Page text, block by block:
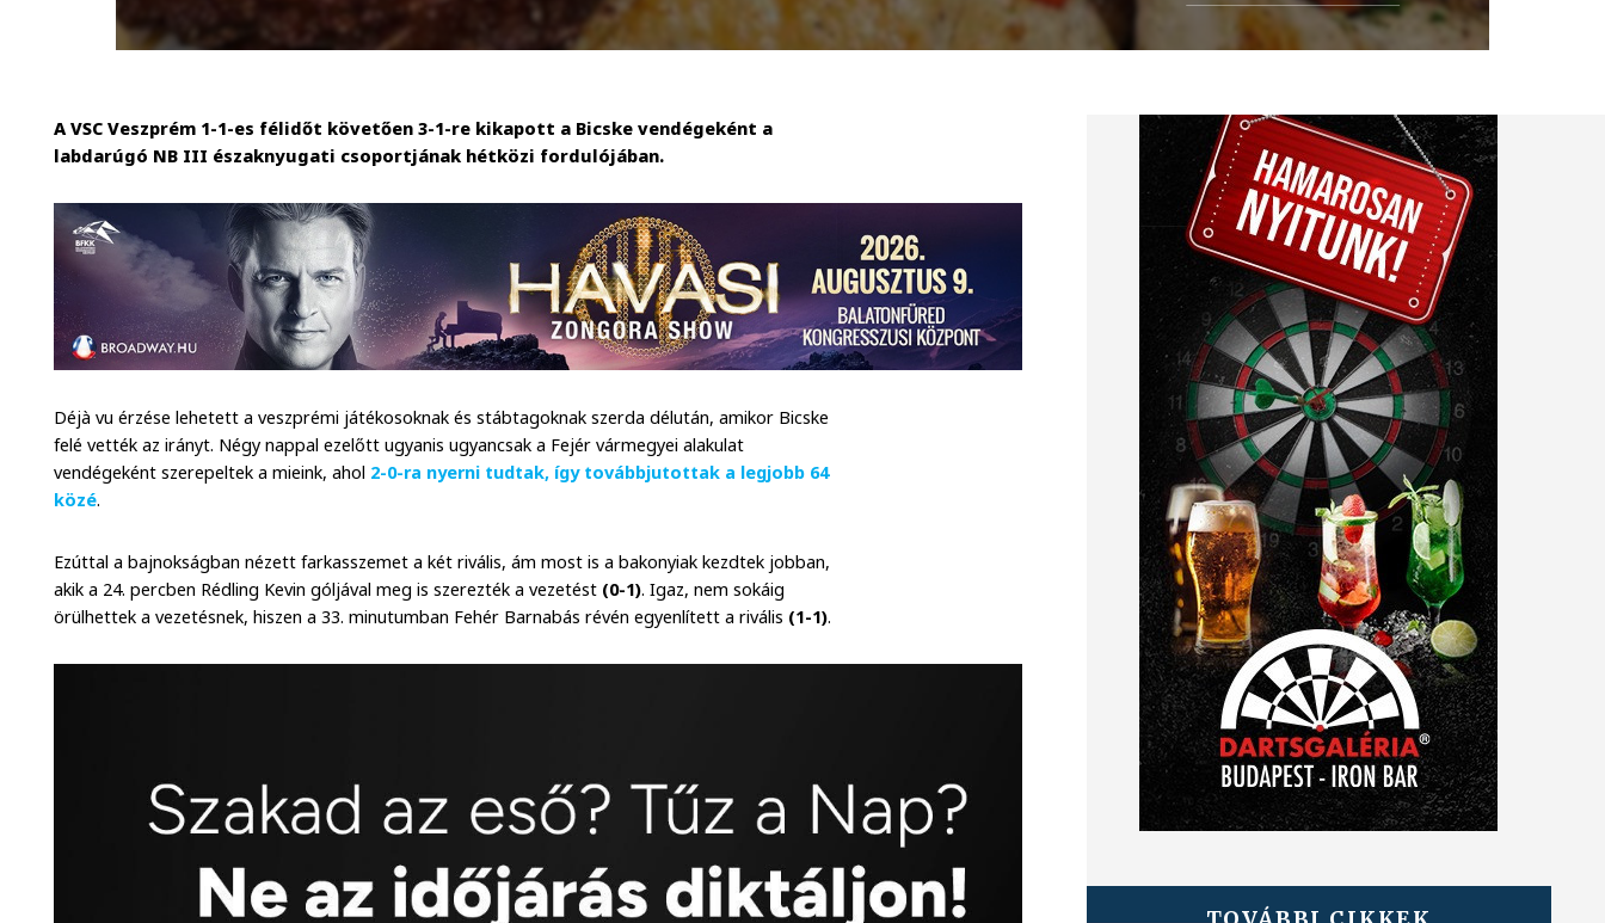
A VSC Veszprém 1-1-es félidőt követően 3-1-re kikapott a Bicske vendégeként a
labdarúgó NB III északnyugati csoportjának hétközi fordulójában.
Déjà vu érzése lehetett a veszprémi játékosoknak és stábtagoknak szerda délután, amikor Bicske
felé vették az irányt. Négy nappal ezelőtt ugyanis ugyancsak a Fejér vármegyei alakulat
vendégeként szerepeltek a mieink, ahol 2-0-ra nyerni tudtak, így továbbjutottak a legjobb 64
közé.
Ezúttal a bajnokságban nézett farkasszemet a két rivális, ám most is a bakonyiak kezdtek jobban,
akik a 24. percben Rédling Kevin góljával meg is szerezték a vezetést (0-1). Igaz, nem sokáig
örülhettek a vezetésnek, hiszen a 33. minutumban Fehér Barnabás révén egyenlített a rivális (1-1).